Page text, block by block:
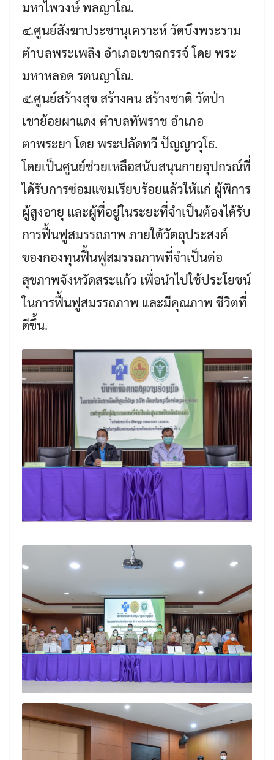
Search
for:
Search
มหาไพวงษ์ พลญาโณ.
๔.ศูนย์สังฆาประชานุเคราะห์ วัดบึงพระราม
ตำบลพระเพลิง อำเภอเขาฉกรรจ์ โดย พระ
มหาหลอด รตนญาโณ.
๕.ศูนย์สร้างสุข สร้างคน สร้างชาติ วัดป่า
เขาย้อยผาแดง ตำบลทัพราช อำเภอ
ตาพระยา โดย พระปลัดทวี ปัญญาวุโธ.
โดยเป็นศูนย์ช่วยเหลือสนับสนุนกายอุปกรณ์ที่
ได้รับการซ่อมแซมเรียบร้อยแล้วให้แก่ ผู้พิการ
ผู้สูงอายุ และผู้ที่อยู่ในระยะที่จำเป็นต้องได้รับ
การฟื้นฟูสมรรถภาพ ภายใต้วัตถุประสงค์
ของกองทุนฟื้นฟูสมรรถภาพที่จำเป็นต่อ
สุขภาพจังหวัดสระแก้ว เพื่อนำไปใช้ประโยชน์
ในการฟื้นฟูสมรรถภาพ และมีคุณภาพ ชีวิตที่
ดีขึ้น.